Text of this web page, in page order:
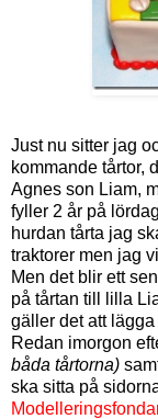
Just nu sitter jag
kommande tårtor,
Agnes son Liam,
fyller 2 år på
hurdan tårta jag
traktorer men jag
Men det blir ett
på tårtan till lilla
gäller det att
Redan imorgon
båda tårtorna)
ska sitta på